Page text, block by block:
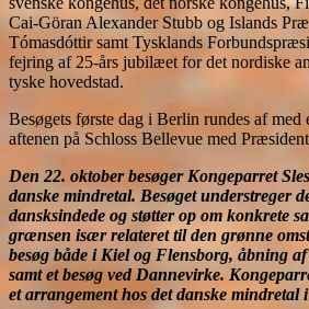
Cai-Göran Alexander Stubb og Islands
Tómasdóttir samt Tysklands
fejring af 25-års jubilæet for det nordiske
tyske hovedstad.
Besøgets første dag i Berlin rundes af
aftenen på Schloss Bellevue med
Den 22. oktober besøger Kongeparret
danske mindretal. Besøget understreger
dansksindede og støtter op om konkrete
grænsen især relateret til den grønne
besøg både i Kiel og Flensborg, åbning
samt et besøg ved Dannevirke.
et arrangement hos det danske mindretal